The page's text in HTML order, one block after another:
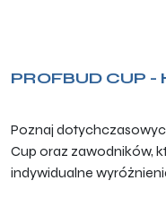
PROFBUD CUP -
Poznaj
Cup oraz zawodników,
indywidualne